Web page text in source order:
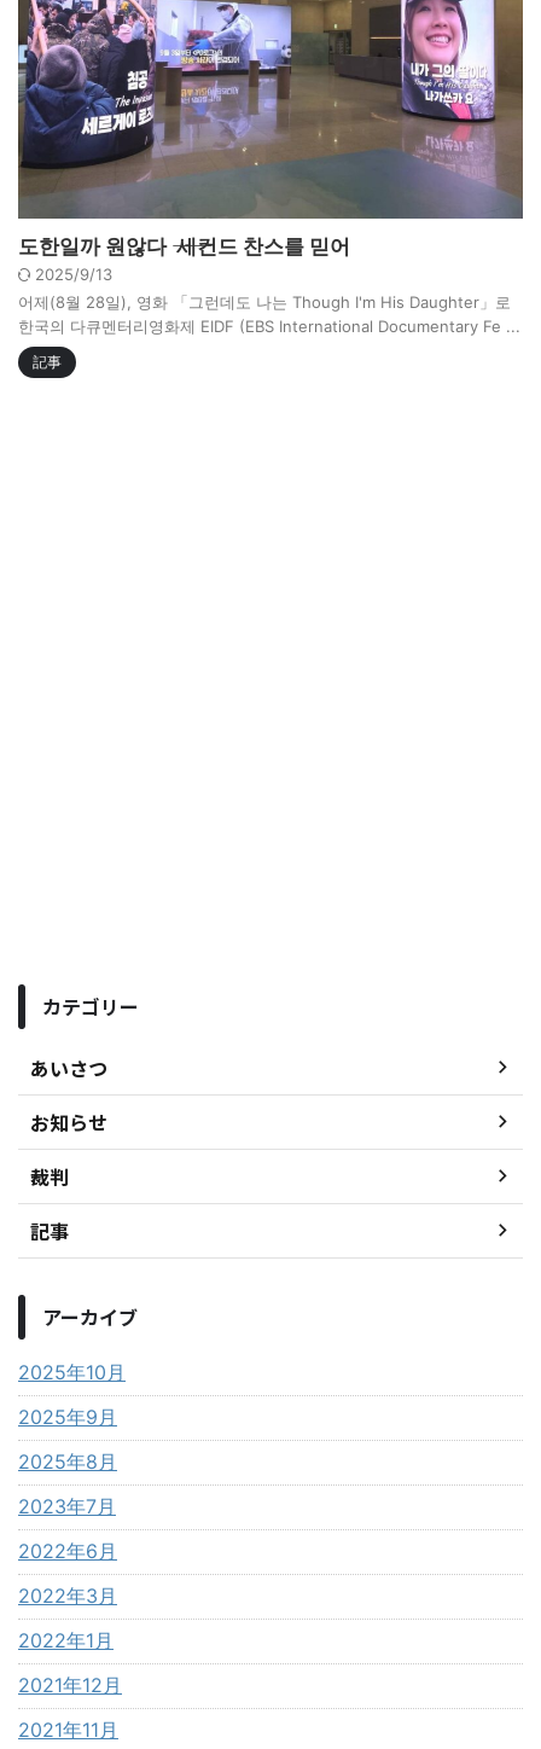
도한일까 원않다 ―― 세컨드 찬스를 믿어
2025/9/13
어제(8월 28일), 영화 「그런데도 나는 Though I'm His Daughter」로
한국의 다큐멘터리영화제 EIDF (EBS International Documentary Fe ...
記事
カテゴリー
あいさつ
お知らせ
裁判
記事
アーカイブ
2025年10月
2025年9月
2025年8月
2023年7月
2022年6月
2022年3月
2022年1月
2021年12月
2021年11月